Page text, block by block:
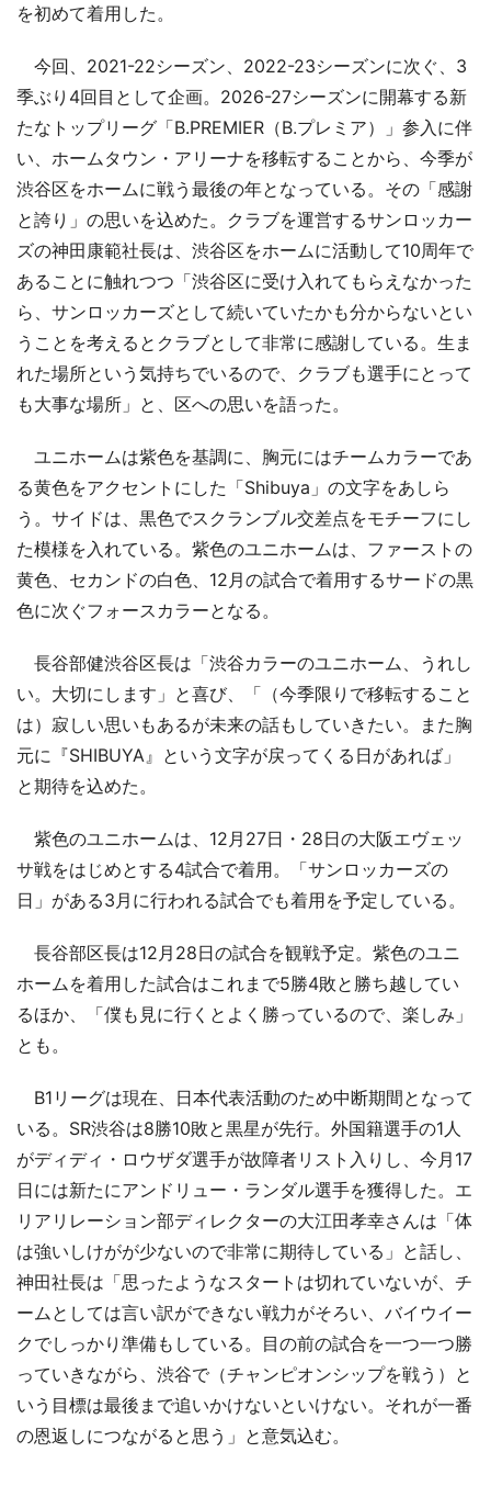
を初めて着用した。
今回、2021-22シーズン、2022-23シーズンに次ぐ、3
季ぶり4回目として企画。2026-27シーズンに開幕する新
たなトップリーグ「B.PREMIER（B.プレミア）」参入に伴
い、ホームタウン・アリーナを移転することから、今季が
渋谷区をホームに戦う最後の年となっている。その「感謝
と誇り」の思いを込めた。クラブを運営するサンロッカー
ズの神田康範社長は、渋谷区をホームに活動して10周年で
あることに触れつつ「渋谷区に受け入れてもらえなかった
ら、サンロッカーズとして続いていたかも分からないとい
うことを考えるとクラブとして非常に感謝している。生ま
れた場所という気持ちでいるので、クラブも選手にとって
も大事な場所」と、区への思いを語った。
ユニホームは紫色を基調に、胸元にはチームカラーであ
る黄色をアクセントにした「Shibuya」の文字をあしら
う。サイドは、黒色でスクランブル交差点をモチーフにし
た模様を入れている。紫色のユニホームは、ファーストの
黄色、セカンドの白色、12月の試合で着用するサードの黒
色に次ぐフォースカラーとなる。
長谷部健渋谷区長は「渋谷カラーのユニホーム、うれし
い。大切にします」と喜び、「（今季限りで移転すること
は）寂しい思いもあるが未来の話もしていきたい。また胸
元に『SHIBUYA』という文字が戻ってくる日があれば」
と期待を込めた。
紫色のユニホームは、12月27日・28日の大阪エヴェッ
サ戦をはじめとする4試合で着用。「サンロッカーズの
日」がある3月に行われる試合でも着用を予定している。
長谷部区長は12月28日の試合を観戦予定。紫色のユニ
ホームを着用した試合はこれまで5勝4敗と勝ち越してい
るほか、「僕も見に行くとよく勝っているので、楽しみ」
とも。
B1リーグは現在、日本代表活動のため中断期間となって
いる。SR渋谷は8勝10敗と黒星が先行。外国籍選手の1人
がディディ・ロウザダ選手が故障者リスト入りし、今月17
日には新たにアンドリュー・ランダル選手を獲得した。エ
リアリレーション部ディレクターの大江田孝幸さんは「体
は強いしけがが少ないので非常に期待している」と話し、
神田社長は「思ったようなスタートは切れていないが、チ
ームとしては言い訳ができない戦力がそろい、バイウイー
クでしっかり準備もしている。目の前の試合を一つ一つ勝
っていきながら、渋谷で（チャンピオンシップを戦う）と
いう目標は最後まで追いかけないといけない。それが一番
の恩返しにつながると思う」と意気込む。